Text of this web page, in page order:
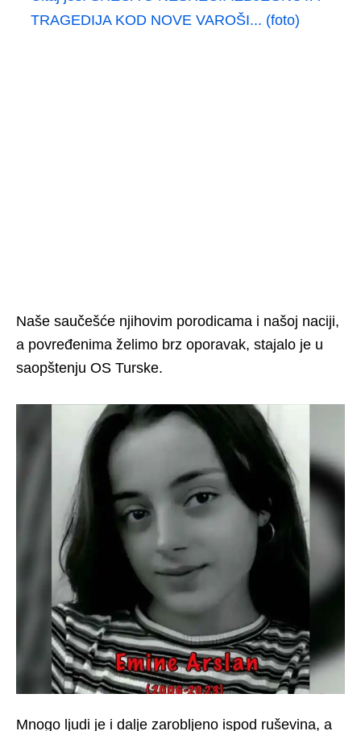
TRAGEDIJA KOD NOVE VAROŠI... (foto)
Naše saučešće njihovim porodicama i našoj naciji,
a povređenima želimo brz oporavak, stajalo je u
saopštenju OS Turske.
Mnogo ljudi je i dalje zarobljeno ispod ruševina, a